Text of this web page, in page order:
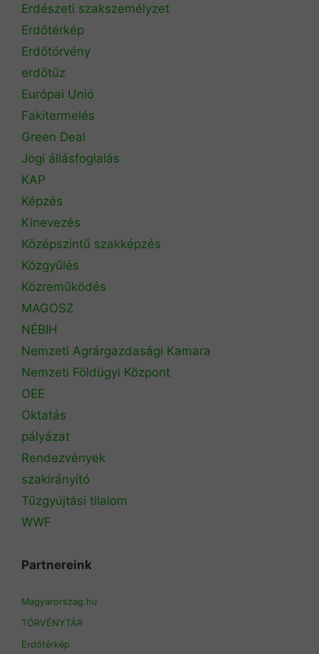
Erdészeti szakszemélyzet
Erdőtérkép
Erdőtörvény
erdőtűz
Európai Unió
Fakitermelés
Green Deal
Jogi állásfoglalás
KAP
Képzés
Kinevezés
Középszintű szakképzés
Közgyűlés
Közreműködés
MAGOSZ
NÉBIH
Nemzeti Agrárgazdasági Kamara
Nemzeti Földügyi Központ
OEE
Oktatás
pályázat
Rendezvények
szakirányító
Tűzgyújtási tilalom
WWF
Partnereink
Magyarorszag.hu
TÖRVÉNYTÁR
Erdőtérkép